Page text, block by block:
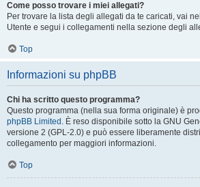
Come posso trovare i miei allegati?
Per trovare la lista degli allegati da te caricati, vai
Utente e segui i collegamenti nella sezione degli
Top
Informazioni su phpBB
Chi ha scritto questo programma?
Questo programma (nella sua forma originale) è
phpBB Limited . È reso disponibile sotto la GNU
versione 2 (GPL-2.0) e può essere liberamente
collegamento per maggiori informazioni.
Top